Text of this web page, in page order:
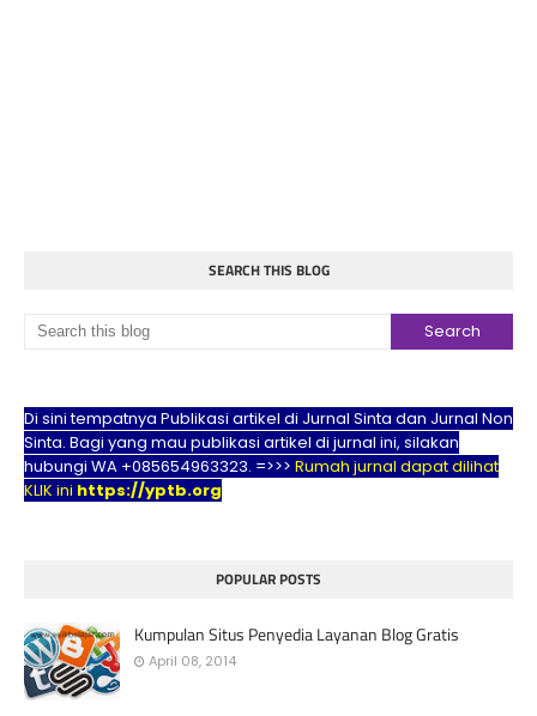
SEARCH THIS BLOG
Di sini tempatnya Publikasi artikel di Jurnal Sinta dan Jurnal Non
Sinta. Bagi yang mau publikasi artikel di jurnal ini, silakan
hubungi WA +085654963323. =>>> Rumah jurnal dapat dilihat
KLIK ini https://yptb.org
POPULAR POSTS
Kumpulan Situs Penyedia Layanan Blog Gratis
April 08, 2014